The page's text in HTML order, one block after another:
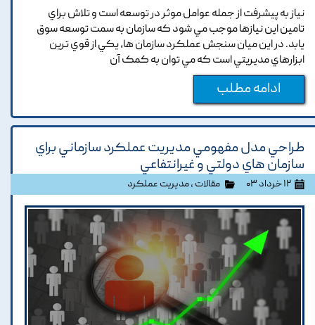
نياز به پيشرفت از جمله عوامل موثر در توسعه است و تلاش براي
تامين اين نيازها موجب مي شود که سازمان به سمت توسعه سوق
يابد. در اين ميان سنجش عملکرد سازمان ها, يکي از قوي ترين
ابزارهاي مديريتي است که مي توان به کمک آن
ادامه مطلب
طراحي مدل مفهومي مديريت عملکرد سازماني براي
سازمان هاي دولتي و غيرانتفاعي
۱۲ خرداد ۰۳ مقالات ،مدیریت عملکرد